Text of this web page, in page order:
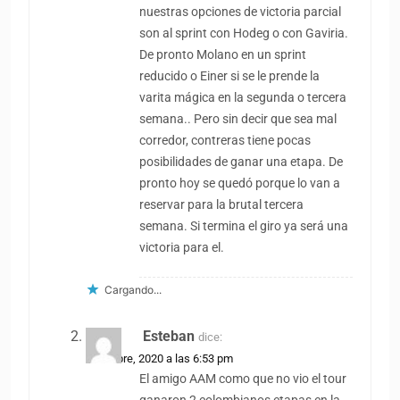
nuestras opciones de victoria parcial
son al sprint con Hodeg o con Gaviria.
De pronto Molano en un sprint
reducido o Einer si se le prende la
varita mágica en la segunda o tercera
semana.. Pero sin decir que sea mal
corredor, contreras tiene pocas
posibilidades de ganar una etapa. De
pronto hoy se quedó porque lo van a
reservar para la brutal tercera
semana. Si termina el giro ya será una
victoria para el.
Cargando...
Esteban dice:
5 octubre, 2020 a las 6:53 pm
El amigo AAM como que no vio el tour